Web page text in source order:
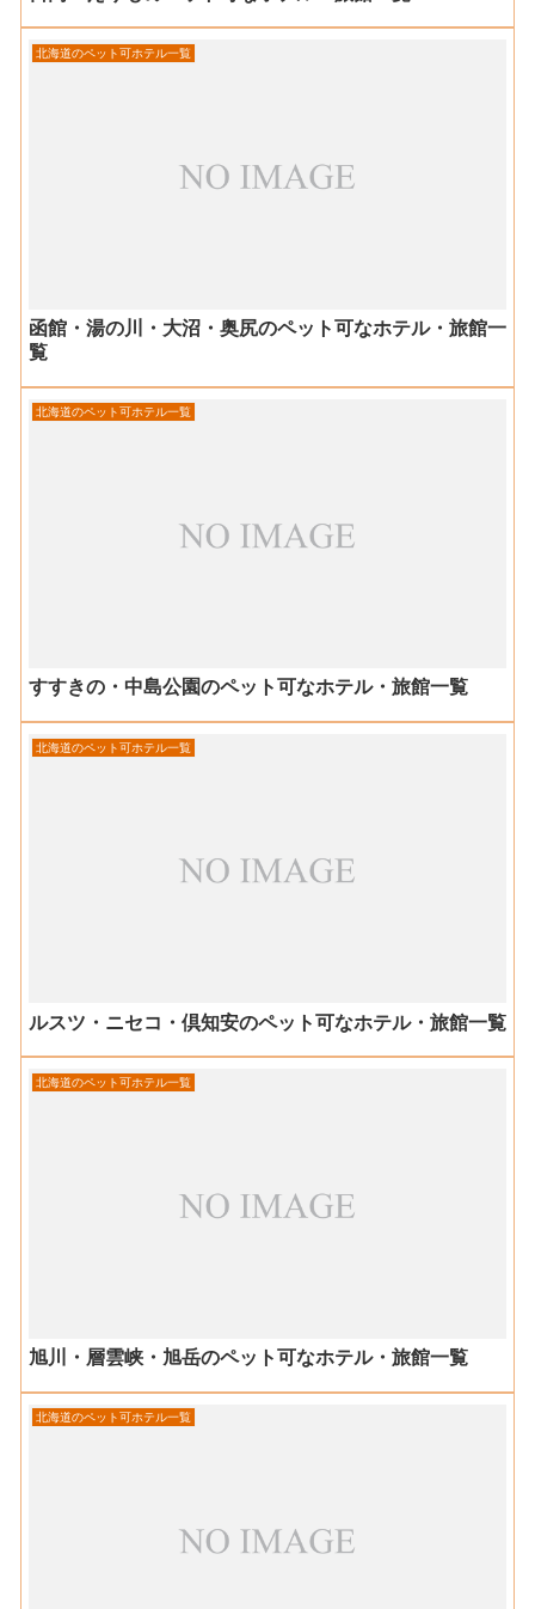
北海道のペット可ホテル一覧
函館・湯の川・大沼・奥尻のペット可なホテル・旅館一
覧
北海道のペット可ホテル一覧
すすきの・中島公園のペット可なホテル・旅館一覧
北海道のペット可ホテル一覧
ルスツ・ニセコ・倶知安のペット可なホテル・旅館一覧
北海道のペット可ホテル一覧
旭川・層雲峡・旭岳のペット可なホテル・旅館一覧
北海道のペット可ホテル一覧